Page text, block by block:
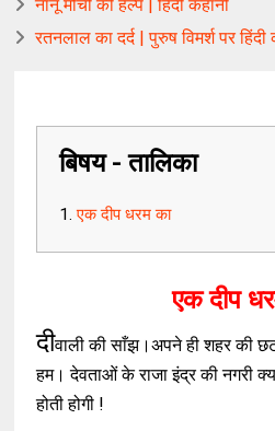
नानू मोची की हेल्प | हिंदी कहानी
रतनलाल का दर्द | पुरुष विमर्श पर हिंदी
बिषय - तालिका
एक दीप धरम का
एक दीप
दीवाली की साँझ।अपने ही शहर की
हम। देवताओं के राजा इंद्र की नगरी
होती होगी !